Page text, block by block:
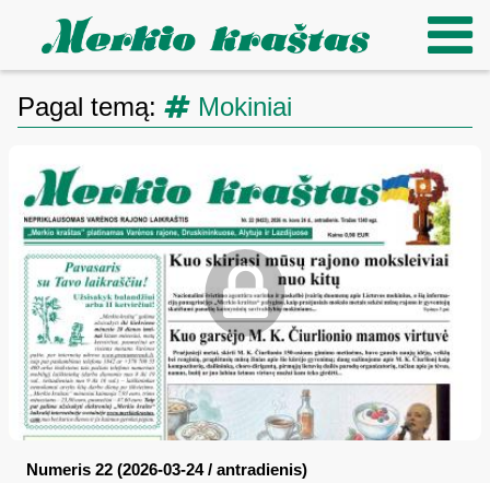
Pagal temą: Mokiniai
Numeris 22 (2026-03-24 / antradienis)